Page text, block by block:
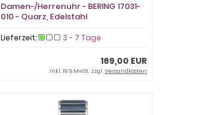
Damen-/Herrenuhr - BERING 17031-
010 - Quarz, Edelstahl
Lieferzeit: 3 - 7 Tage
169,00 EUR
inkl. 19 % MwSt. zzgl.Versandkosten